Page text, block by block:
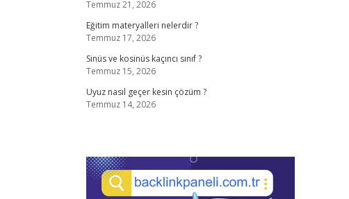
Temmuz 21, 2026
Eğitim materyalleri nelerdir ?
Temmuz 17, 2026
Sinüs ve kosinüs kaçıncı sınıf ?
Temmuz 15, 2026
Uyuz nasıl geçer kesin çözüm ?
Temmuz 14, 2026